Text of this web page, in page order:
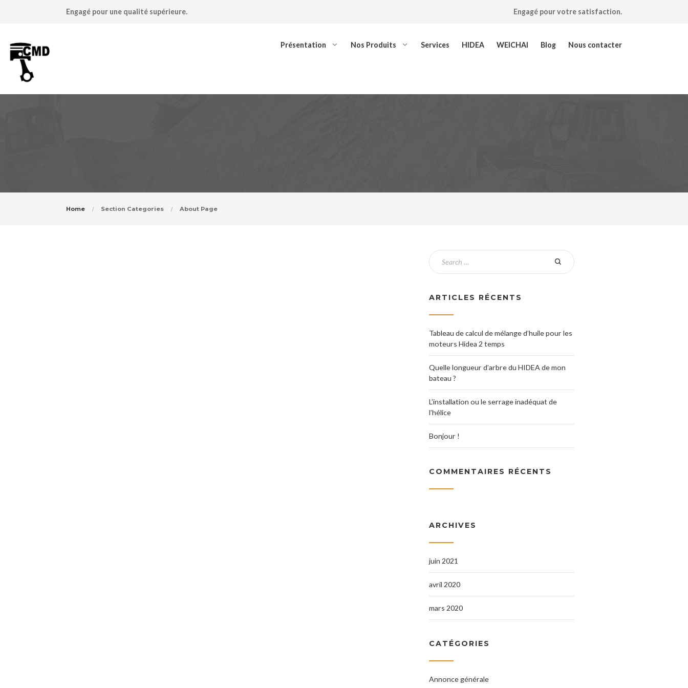
Engagé pour une qualité supérieure. Engagé pour votre satisfaction.
Présentation Nos Produits Services HIDEA WEICHAI Blog Nous contacter
Home Section Categories About Page
ARTICLES RÉCENTS
Tableau de calcul de mélange d’huile pour les
moteurs Hidea 2 temps
Quelle longueur d’arbre du HIDEA de mon
bateau ?
L’installation ou le serrage inadéquat de
l’hélice
Bonjour !
COMMENTAIRES RÉCENTS
ARCHIVES
juin 2021
avril 2020
mars 2020
CATÉGORIES
Annonce générale